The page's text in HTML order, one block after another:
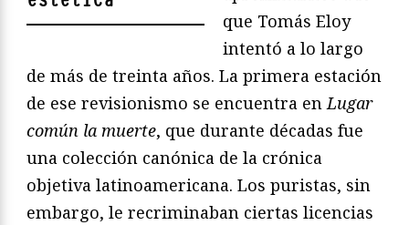
que Tomás Eloy
intentó a lo largo
de más de treinta años. La primera estación
de ese revisionismo se encuentra enLugar
común la muerte, que durante décadas fue
una colección canónica de la crónica
objetiva latinoamericana. Los puristas, sin
embargo, le recriminaban ciertas licencias